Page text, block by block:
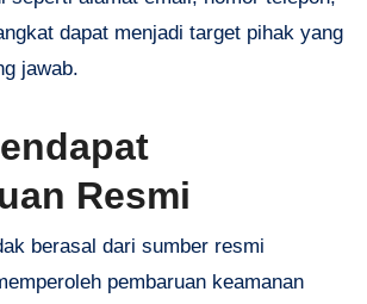
dapat menjadi target pihak yang
jawab.
Resmi
berasal dari sumber resmi
pembaruan keamanan